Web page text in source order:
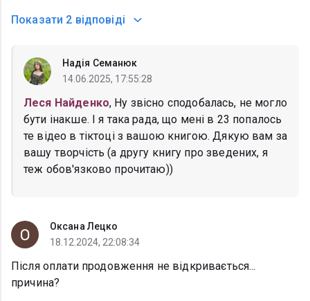
Показати 2 відповіді
Надія Семанюк
14.06.2025, 17:55:28
Леся Найденко, Ну звісно сподобалась, не могло
бути інакше. І я така рада, що мені в 23 попалось
те відео в тіктоці з вашою книгою. Дякую вам за
вашу творчість (а другу книгу про зведених, я
теж обов'язково прочитаю))
Оксана Лецко
18.12.2024, 22:08:34
Після оплати продовження не відкривається...
причина?